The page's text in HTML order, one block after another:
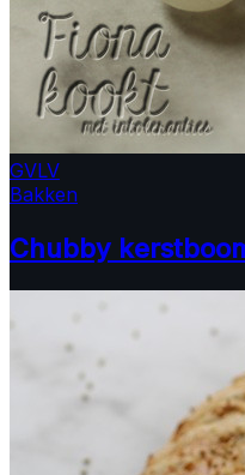
GVLV
Bakken
Chubby